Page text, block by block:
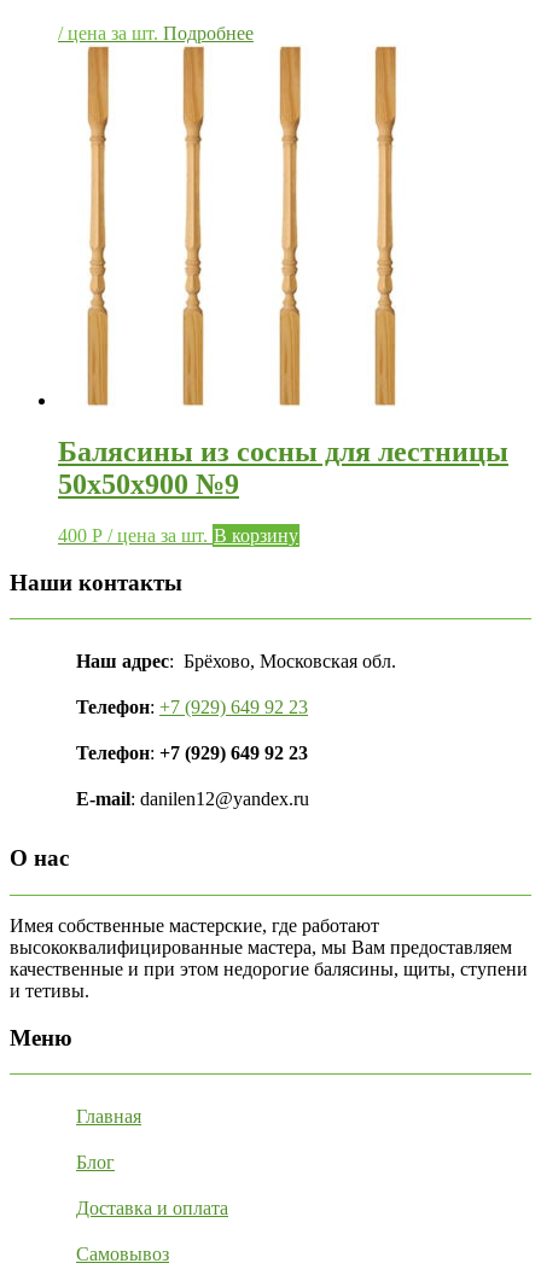
/ цена за шт. Подробнее
Балясины из сосны для лестницы
50х50х900 №9
400 Р / цена за шт. В корзину
Наши контакты
Наш адрес: Брёхово, Московская обл.
Телефон: +7 (929) 649 92 23
Телефон: +7 (929) 649 92 23
E-mail: danilen12@yandex.ru
О нас
Имея собственные мастерские, где работают
высококвалифицированные мастера, мы Вам предоставляем
качественные и при этом недорогие балясины, щиты, ступени
и тетивы.
Меню
Главная
Блог
Доставка и оплата
Самовывоз